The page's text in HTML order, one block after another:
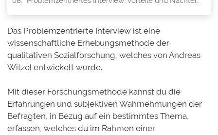
Das Problemzentrierte Interview ist eine
wissenschaftliche Erhebungsmethode der
qualitativen Sozialforschung, welches von Andreas
Witzel entwickelt wurde.
Mit dieser Forschungsmethode kannst du die
Erfahrungen und subjektiven Wahrnehmungen der
Befragten, in Bezug auf ein bestimmtes Thema,
erfassen, welches du im Rahmen einer